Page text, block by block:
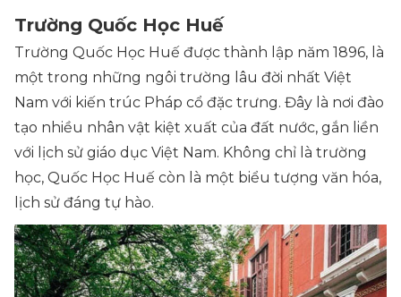
Trường Quốc Học Huế
Trường Quốc Học Huế được thành lập năm 1896, là
một trong những ngôi trường lâu đời nhất Việt
Nam với kiến trúc Pháp cổ đặc trưng. Đây là nơi đào
tạo nhiều nhân vật kiệt xuất của đất nước, gắn liền
với lịch sử giáo dục Việt Nam. Không chỉ là trường
học, Quốc Học Huế còn là một biểu tượng văn hóa,
lịch sử đáng tự hào.